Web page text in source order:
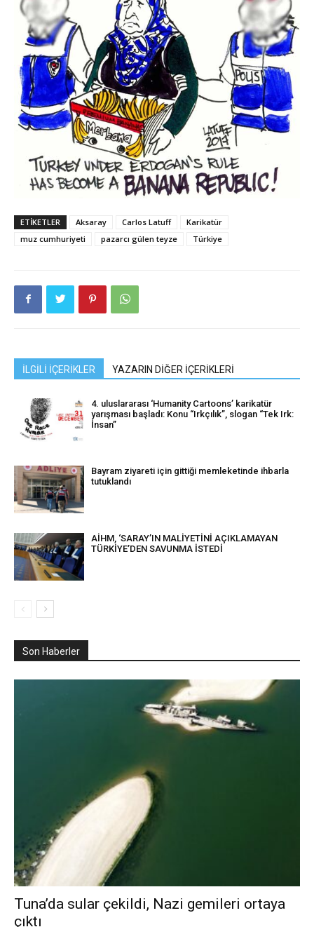
ETIKETLER Aksaray Carlos Latuff
Karikatür
muz cumhuriyeti
pazarcı gülen teyze Türkiye
İLGİLİ İÇERİKLER YAZARIN DİĞER İÇERİKLERİ
4. uluslararası ‘Humanity Cartoons’ karikatür
yarışması başladı: Konu “Irkçılık”, slogan “Tek Irk:
İnsan”
Bayram ziyareti için gittiği memleketinde ihbarla
tutuklandı
AİHM, ‘SARAY’IN MALİYETİNİ AÇIKLAMAYAN
TÜRKİYE’DEN SAVUNMA İSTEDİ
Son Haberler
Tuna’da sular çekildi, Nazi gemileri ortaya
çıktı